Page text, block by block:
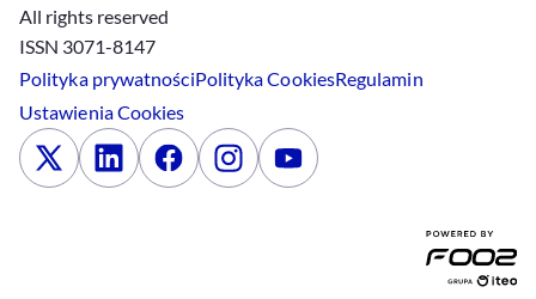
All rights reserved
ISSN 3071-8147
Polityka prywatnościPolitykaCookiesRegulamin
UstawieniaCookies
x LinkedinFacebookInstagramYoutube